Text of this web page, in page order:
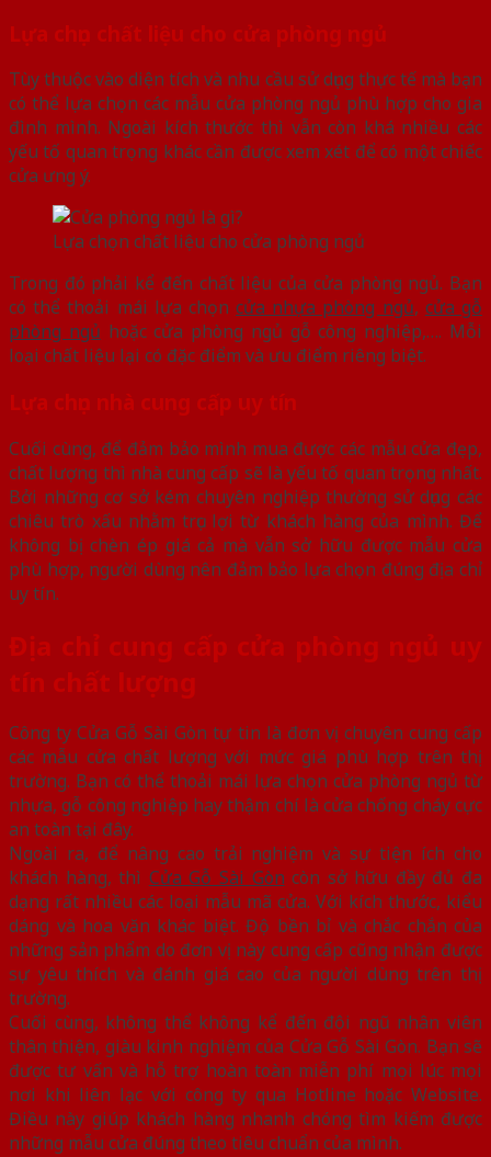
Lựa chọn chất liệu cho cửa phòng ngủ
Tùy thuộc vào diện tích và nhu cầu sử dụng thực tế mà bạn
có thể lựa chọn các mẫu cửa phòng ngủ phù hợp cho gia
đình mình. Ngoài kích thước thì vẫn còn khá nhiều các
yếu tố quan trọng khác cần được xem xét để có một chiếc
cửa ưng ý.
Lựa chọn chất liệu cho cửa phòng ngủ
Trong đó phải kể đến chất liệu của cửa phòng ngủ. Bạn
có thể thoải mái lựa chọncửa nhựa phòng ngủ, cửa gỗ
phòng ngủ hoặc cửa phòng ngủ gỗ công nghiệp,…. Mỗi
loại chất liệu lại có đặc điểm và ưu điểm riêng biệt.
Lựa chọn nhà cung cấp uy tín
Cuối cùng, để đảm bảo mình mua được các mẫu cửa đẹp,
chất lượng thì nhà cung cấp sẽ là yếu tố quan trọng nhất.
Bởi những cơ sở kém chuyên nghiệp thường sử dụng các
chiêu trò xấu nhằm trục lợi từ khách hàng của mình. Để
không bị chèn ép giá cả mà vẫn sở hữu được mẫu cửa
phù hợp, người dùng nên đảm bảo lựa chọn đúng địa chỉ
uy tín.
Địa chỉ cung cấp cửa phòng ngủ uy
tín chất lượng
Công ty Cửa Gỗ Sài Gòn tự tin là đơn vị chuyên cung cấp
các mẫu cửa chất lượng với mức giá phù hợp trên thị
trường. Bạn có thể thoải mái lựa chọn cửa phòng ngủ từ
nhựa, gỗ công nghiệp hay thậm chí là cửa chống cháy cực
an toàn tại đây.
Ngoài ra, để nâng cao trải nghiệm và sự tiện ích cho
khách hàng, thì Cửa Gỗ Sài Gòn còn sở hữu đầy đủ đa
dạng rất nhiều các loại mẫu mã cửa. Với kích thước, kiểu
dáng và hoa văn khác biệt. Độ bền bỉ và chắc chắn của
những sản phẩm do đơn vị này cung cấp cũng nhận được
sự yêu thích và đánh giá cao của người dùng trên thị
trường.
Cuối cùng, không thể không kể đến đội ngũ nhân viên
thân thiện, giàu kinh nghiệm của Cửa Gỗ Sài Gòn. Bạn sẽ
được tư vấn và hỗ trợ hoàn toàn miễn phí mọi lúc mọi
nơi khi liên lạc với công ty qua Hotline hoặc Website.
Điều này giúp khách hàng nhanh chóng tìm kiếm được
những mẫu cửa đúng theo tiêu chuẩn của mình.